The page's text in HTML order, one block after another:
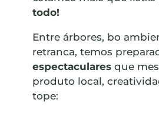
todo!
Entre árbores, bo
retranca, temos
espectacularesque
produto local,
tope: